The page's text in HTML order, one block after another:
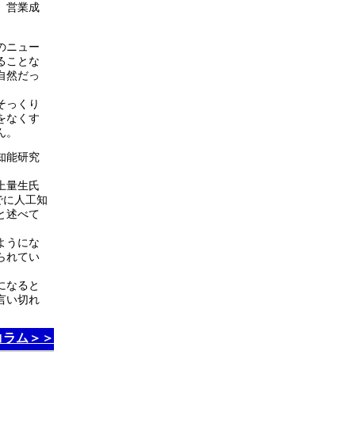
営業成
ニュー
ことな
然だっ
っくり
なくす
能研究
量生氏
人工知
述べて
うにな
れてい
なると
い切れ
ム＞＞